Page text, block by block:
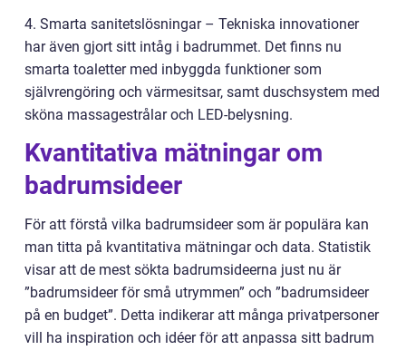
4. Smarta sanitetslösningar – Tekniska innovationer
har även gjort sitt intåg i badrummet. Det finns nu
smarta toaletter med inbyggda funktioner som
självrengöring och värmesitsar, samt duschsystem med
sköna massagestrålar och LED-belysning.
Kvantitativa mätningar om
badrumsideer
För att förstå vilka badrumsideer som är populära kan
man titta på kvantitativa mätningar och data. Statistik
visar att de mest sökta badrumsideerna just nu är
”badrumsideer för små utrymmen” och ”badrumsideer
på en budget”. Detta indikerar att många privatpersoner
vill ha inspiration och idéer för att anpassa sitt badrum